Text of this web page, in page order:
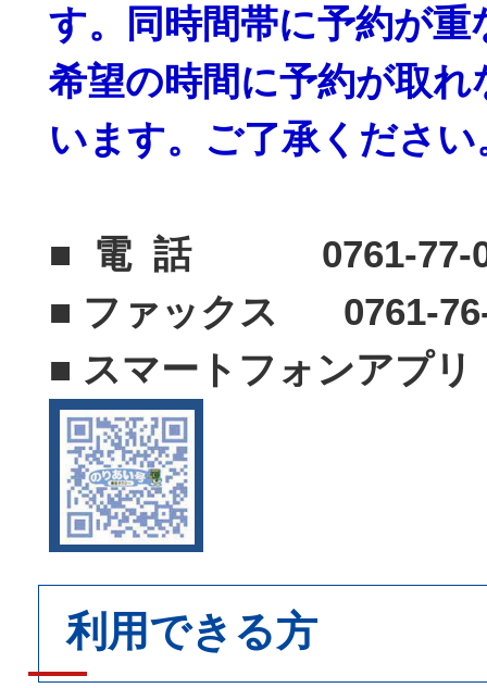
す。同時間帯に予約が重
希望の時間に予約が取
います。ご了承ください
■ 電 話 0761-77-
■ ファックス 0761-
■ スマートフォンアプリ
利用できる方